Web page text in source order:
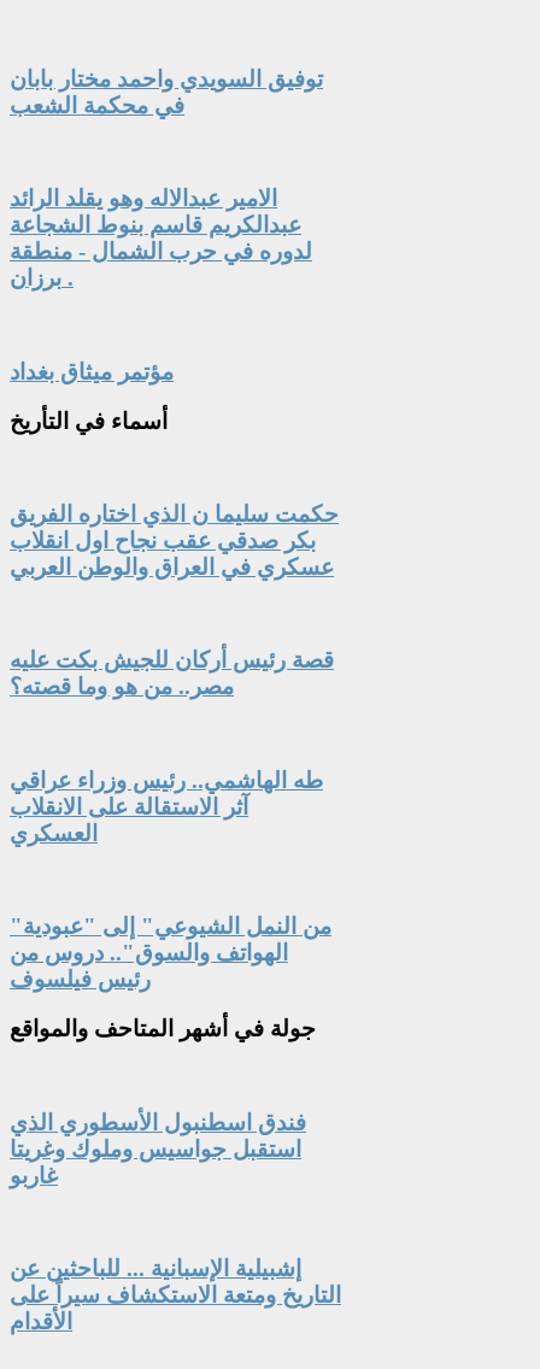
توفيق السويدي واحمد مختار بابان
في محكمة الشعب
الامير عبدالاله وهو يقلد الرائد
عبدالكريم قاسم بنوط الشجاعة
لدوره في حرب الشمال - منطقة
برزان .
مؤتمر ميثاق بغداد
أسماء في التأريخ
حكمت سليما ن الذي اختاره الفريق
بكر صدقي عقب نجاح اول انقلاب
عسكري في العراق والوطن العربي
قصة رئيس أركان للجيش بكت عليه
مصر.. من هو وما قصته؟
طه الهاشمي.. رئيس وزراء عراقي
آثر الاستقالة على الانقلاب
العسكري
"من النمل الشيوعي" إلى "عبودية
الهواتف والسوق".. دروس من
رئيس فيلسوف
جولة في أشهر المتاحف والمواقع
فندق اسطنبول الأسطوري الذي
استقبل جواسيس وملوك وغريتا
غاربو
إشبيلية الإسبانية ... للباحثين عن
التاريخ ومتعة الاستكشاف سيراً على
الأقدام